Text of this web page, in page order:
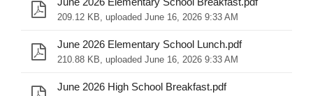
209.12 KB, uploaded June 16, 2026 9:33 AM
June 2026 Elementary School Lunch.pdf
210.88 KB, uploaded June 16, 2026 9:33 AM
June 2026 High School Breakfast.pdf